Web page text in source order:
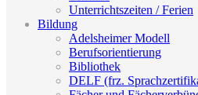
Unterrichtszeiten / Ferien
Bildung
Adelsheimer Modell
Berufsorientierung
Bibliothek
DELF (frz.